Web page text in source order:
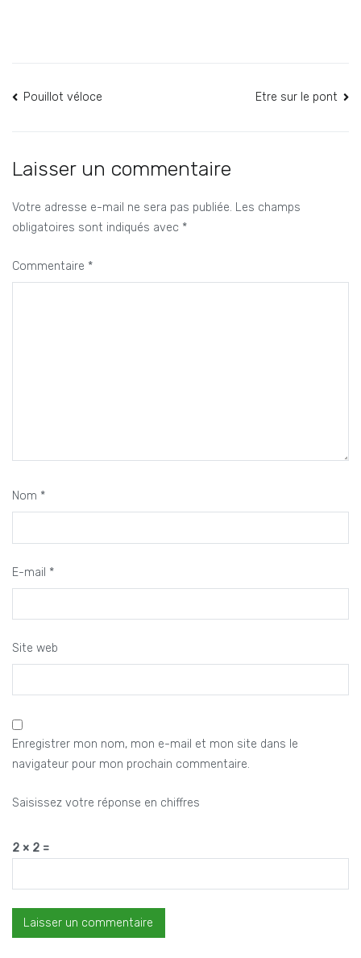
Navigation
l’article
Pouillot véloce Etre sur le pont
Laisser un commentaire
Votre adresse e-mail ne sera pas publiée. Les champs
obligatoires sont indiqués avec *
Commentaire *
Nom *
E-mail *
Site web
Enregistrer mon nom, mon e-mail et mon site dans le
navigateur pour mon prochain commentaire.
Saisissez votre réponse en chiffres
2 × 2 =